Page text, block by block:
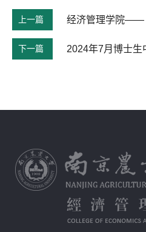
上一篇
下一篇 2024年7月博士生